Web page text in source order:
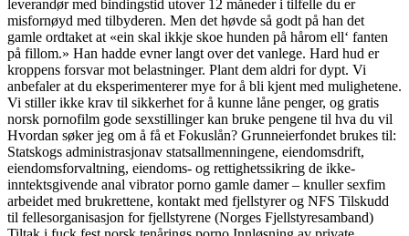
leverandør med bindingstid utover 12 måneder i tilfelle du er
misfornøyd med tilbyderen. Men det høvde så godt på han det
gamle ordtaket at «ein skal ikkje skoe hunden på hårom ell‘ fanten
på fillom.» Han hadde evner langt over det vanlege. Hard hud er
kroppens forsvar mot belastninger. Plant dem aldri for dypt. Vi
anbefaler at du eksperimenterer mye for å bli kjent med mulighetene.
Vi stiller ikke krav til sikkerhet for å kunne låne penger, og gratis
norsk pornofilm gode sexstillinger kan bruke pengene til hva du vil
Hvordan søker jeg om å få et Fokuslån? Grunneierfondet brukes til:
Statskogs administrasjonav statsallmenningene, eiendomsdrift,
eiendomsforvaltning, eiendoms- og rettighetssikring de ikke-
inntektsgivende anal vibrator porno gamle damer – knuller sexfim
arbeidet med brukrettene, kontakt med fjellstyrer og NFS Tilskudd
til fellesorganisasjon for fjellstyrene (Norges Fjellstyresamband)